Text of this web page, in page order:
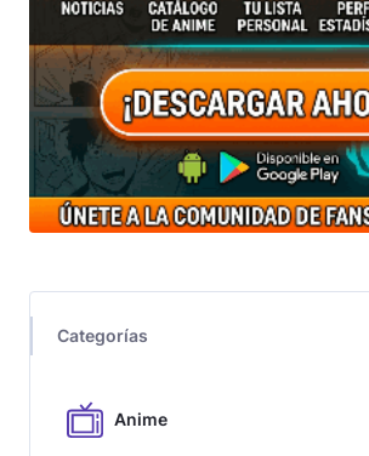
Categorías
Anime